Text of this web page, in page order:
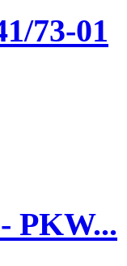
73-01
PKW...